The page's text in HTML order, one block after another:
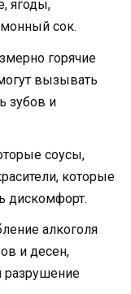
ягоды,
сок.
горячие
вызывать
зубов и
соусы,
которые
дискомфорт.
алкоголя
и десен,